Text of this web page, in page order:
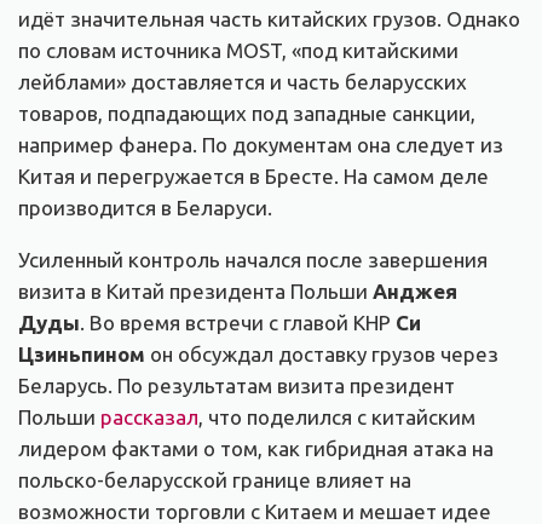
идёт значительная часть китайских грузов. Однако
по словам источника MOST, «под китайскими
лейблами» доставляется и часть беларусских
товаров, подпадающих под западные санкции,
например фанера. По документам она следует из
Китая и перегружается в Бресте. На самом деле
производится в Беларуси.
Усиленный контроль начался после завершения
визита в Китай президента Польши Анджея
Дуды. Во время встречи с главой КНР Си
Цзиньпином он обсуждал доставку грузов через
Беларусь. По результатам визита президент
Польши рассказал, что поделился с китайским
лидером фактами о том, как гибридная атака на
польско-беларусской границе влияет на
возможности торговли с Китаем и мешает идее